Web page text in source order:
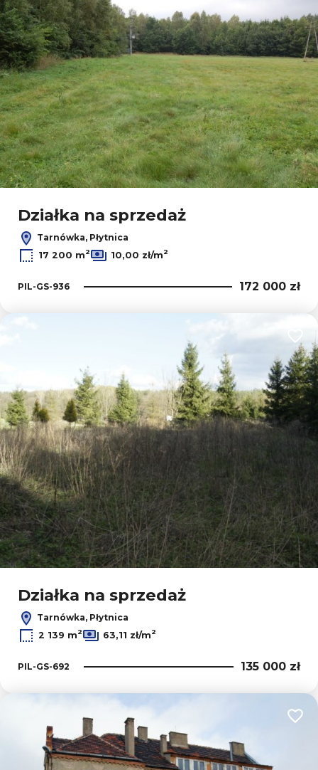
Działka na sprzedaż
Tarnówka, Płytnica
17 200 m2 10,00 zł/m2
PIL-GS-936 172 000 zł
Działka na sprzedaż
Tarnówka, Płytnica
2 139 m2 63,11 zł/m2
PIL-GS-692 135 000 zł